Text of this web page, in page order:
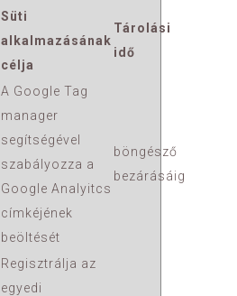
Süti
alkalmazásának
célja
Tárolási
idő
A Google Tag
manager
segítségével
szabályozza a
Google Analyitcs
címkéjének
beöltését
böngésző
bezárásáig
Regisztrálja az
egyedi